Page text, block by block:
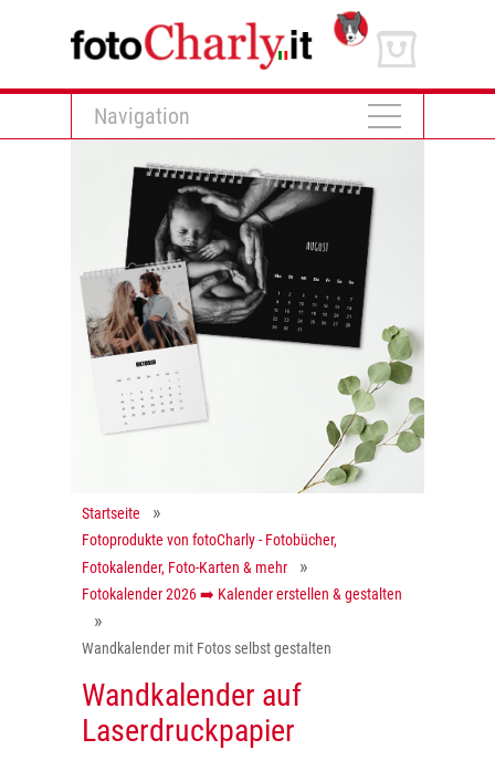
Navigation
Startseite
Fotoprodukte von fotoCharly - Fotobücher,
Fotokalender, Foto-Karten & mehr
Fotokalender 2026 ➡️ Kalender erstellen & gestalten
Wandkalender mit Fotos selbst gestalten
Wandkalender auf
Laserdruckpapier